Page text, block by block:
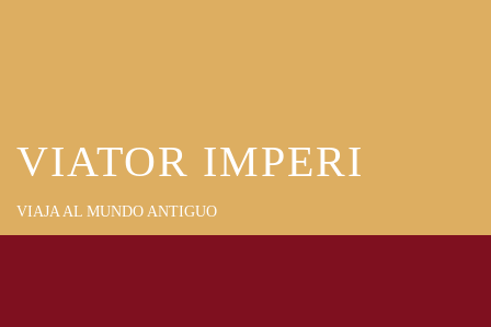
VIATOR IMPERI
VIAJA AL MUNDO ANTIGUO